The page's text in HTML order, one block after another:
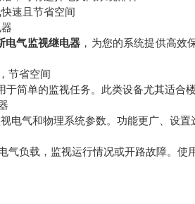
速且节省空间
电气监视继电器 ，为您的系统提供高效
节省空间
简单的监视任务。此类设备尤其适合
电气和物理系统参数。功能更广、设置
气负载，监视运行情况或开路故障。使